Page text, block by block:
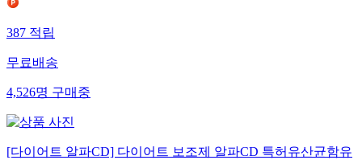
387 적립
무료배송
4,526명 구매중
[다이어트 알파CD] 다이어트 보조제 알파CD 특허유산균함유